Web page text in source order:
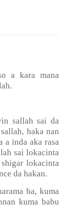
a kara mana
sallah sai da
haka nan
a inda aka rasa
sai lokacinta
lokacinta
da hakan.
ba, kuma
kuma babu